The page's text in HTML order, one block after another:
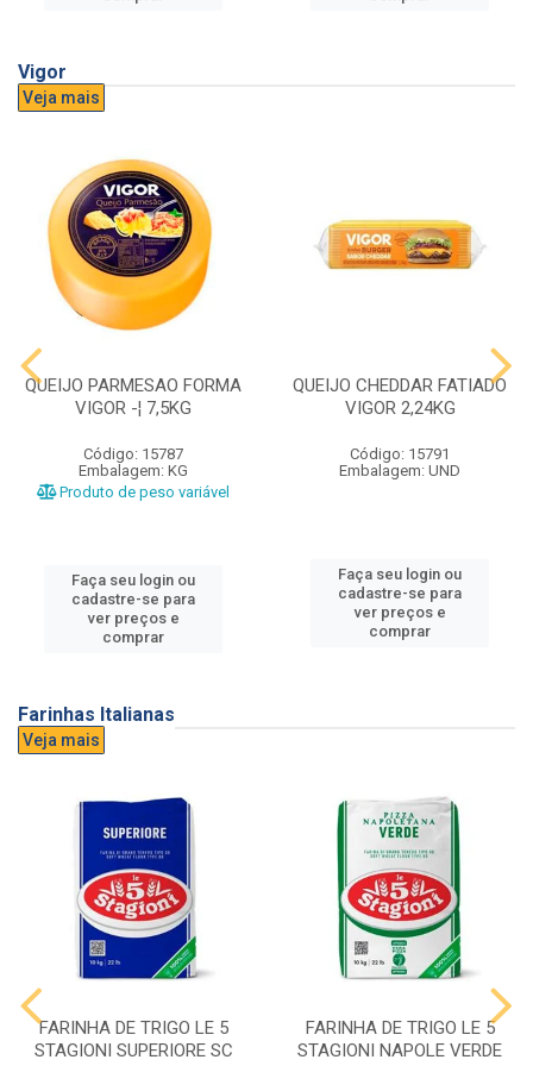
Vigor
Veja mais
QUEIJO PARMESAO FORMA
VIGOR -¦ 7,5KG
Código: 15787
Embalagem: KG
Produto de peso variável
Faça seu login ou
cadastre-se para
ver preços e
comprar
QUEIJO CHEDDAR FATIADO
VIGOR 2,24KG
Código: 15791
Embalagem: UND
Faça seu login ou
cadastre-se para
ver preços e
comprar
Farinhas Italianas
Veja mais
FARINHA DE TRIGO LE 5
STAGIONI SUPERIORE SC
FARINHA DE TRIGO LE 5
STAGIONI NAPOLE VERDE